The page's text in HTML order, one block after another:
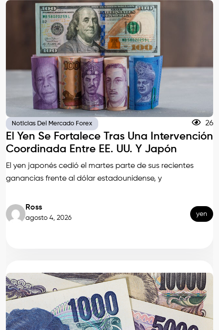
Noticias Del Mercado Forex 26
El Yen Se Fortalece Tras Una Intervención
Coordinada Entre EE. UU. Y Japón
El yen japonés cedió el martes parte de sus recientes
ganancias frente al dólar estadounidense, y
Ross
agosto 4, 2026
yen